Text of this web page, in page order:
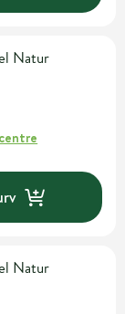
Natur
Natur